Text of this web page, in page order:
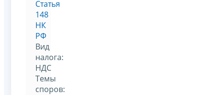
Статья
148
НК
РФ
Вид
налога:
НДС
Темы
споров: